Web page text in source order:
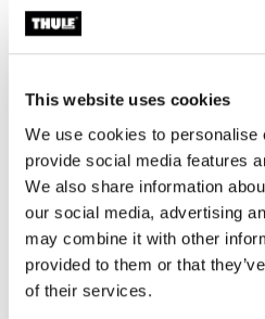
This website uses cookies
We use cookies to personalise
provide social media features
We also share information
our social media, advertising
may combine it with other
provided to them or that
of their services.